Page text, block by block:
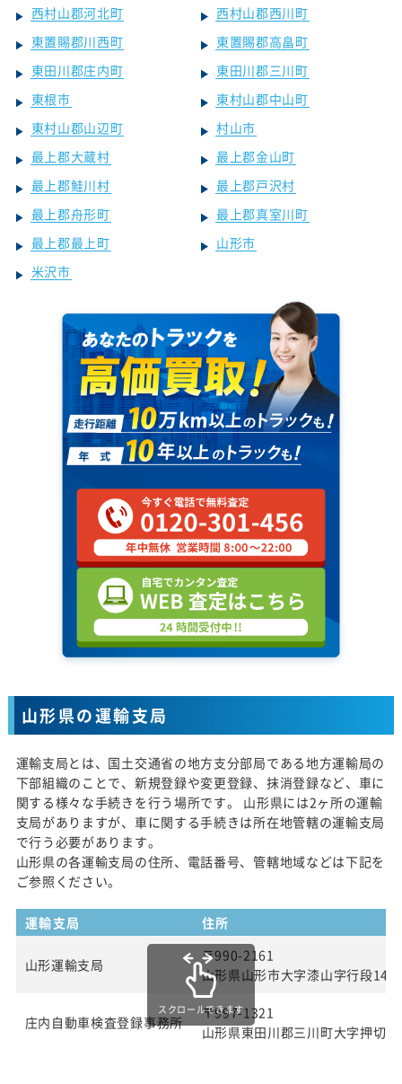
西村山郡河北町
西村山郡西川町
東置賜郡川西町
東置賜郡高畠町
東田川郡庄内町
東田川郡三川町
東根市
東村山郡中山町
東村山郡山辺町
村山市
最上郡大蔵村
最上郡金山町
最上郡鮭川村
最上郡戸沢村
最上郡舟形町
最上郡真室川町
最上郡最上町
山形市
米沢市
山形県の運輸支局
運輸支局とは、国土交通省の地方支分部局である地方運輸局の
下部組織のことで、新規登録や変更登録、抹消登録など、車に
関する様々な手続きを行う場所です。 山形県には2ヶ所の運輸
支局がありますが、車に関する手続きは所在地管轄の運輸支局
で行う必要があります。
山形県の各運輸支局の住所、電話番号、管轄地域などは下記を
ご参照ください。
運輸支局 住所
山形運輸支局
〒990-2161
山形県山形市大字漆山字行段
庄内自動車検査登録事務所
〒997-1321
山形県東田川郡三川町大字押切
スクロールできます